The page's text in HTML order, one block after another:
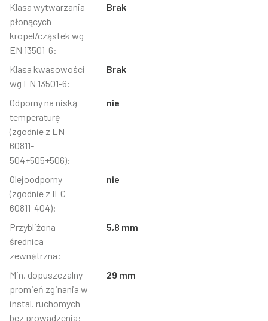
Klasa wytwarzania
płonących
kropel/cząstek wg
EN 13501-6:
Brak
Klasa kwasowości
wg EN 13501-6:
Brak
Odporny na niską
temperaturę
(zgodnie z EN
60811-
504+505+506):
nie
Olejoodporny
(zgodnie z IEC
60811-404):
nie
Przybliżona
średnica
zewnętrzna:
5,8 mm
Min. dopuszczalny
promień zginania w
instal. ruchomych
bez prowadzenia:
29 mm